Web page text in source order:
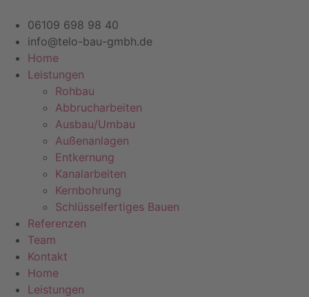
Inhalt
springen
06109 698 98 40
info@telo-bau-gmbh.de
Home
Leistungen
Rohbau
Abbrucharbeiten
Ausbau/Umbau
Außenanlagen
Entkernung
Kanalarbeiten
Kernbohrung
Schlüsselfertiges Bauen
Referenzen
Team
Kontakt
Home
Leistungen